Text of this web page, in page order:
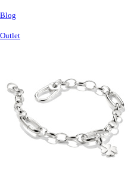
Blog
Outlet